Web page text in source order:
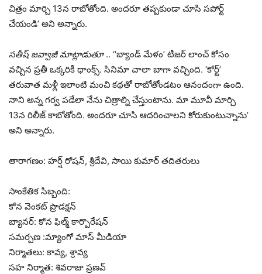
చిత్రం మార్చి 13న రాబోతోంది. అందరూ తప్పకుండా చూసి సపోర్ట్
చేయండి’ అని అన్నారు.
సతీష్ జవ్వాజీ మాట్లాడుతూ.. ‘‘బ్యాండ్ మేళం’ టీజర్ లాంచ్ కోసం
వచ్చిన ప్రతీ ఒక్కరికీ థాంక్స్. సినిమా చాలా బాగా వచ్చింది. ‘కోర్ట్’
తరువాత మళ్లీ ఇలాంటి మంచి కథతో రాబోతోండటం ఆనందంగా ఉంది.
నాని అన్న గర్వ పడేలా నేను చిత్రాల్ని చేస్తుంటాను. మా మూవీ మార్చి
13న రిలీజ్ కాబోతోంది. అందరూ చూసి ఆదరించాలని కోరుకుంటున్నాను’
అని అన్నారు.
తారాగణం: హర్ష్ రోషన్, శ్రీదేవి, సాయి కుమార్ తదితరులు
సాంకేతిక సిబ్బంది:
కోన వెంకట్ ప్రొడక్షన్
బ్యానర్: కోన ఫిల్మ్ కార్పొరేషన్
సమర్పణ :మ్యాంగో మాస్ మీడియా
నిర్మాతలు: కావ్య, శ్రావ్య
సహ నిర్మాత: శివరాజు ప్రణవ్